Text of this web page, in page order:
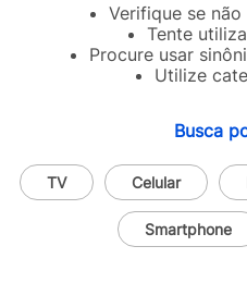
Verifique se
Tente
Procure usar
Utilize
Busca
TV Celular
Smartphone